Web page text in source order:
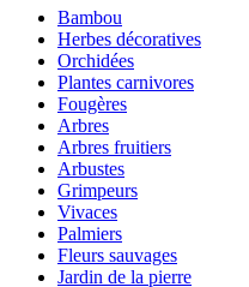
Bambou
Herbes décoratives
Orchidées
Plantes carnivores
Fougères
Arbres
Arbres fruitiers
Arbustes
Grimpeurs
Vivaces
Palmiers
Fleurs sauvages
Jardin de la pierre